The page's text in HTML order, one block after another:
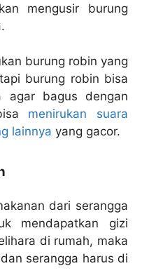
mengusir burung
burung robin yang
burung robin bisa
agar bagus dengan
menirukan suara
lainnya yang gacor.
dari serangga
mendapatkan gizi
di rumah, maka
serangga harus di